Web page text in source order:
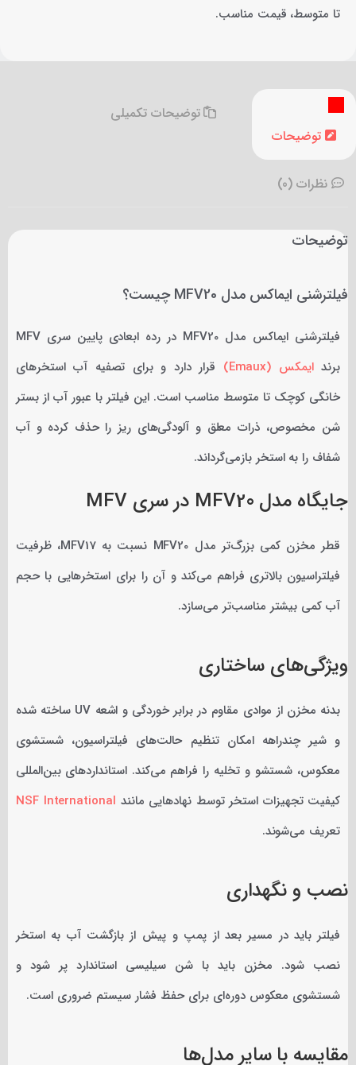
تا متوسط، قیمت مناسب.
توضیحات
توضیحات تکمیلی
نظرات (0)
توضیحات
فیلترشنی ایماکس مدل MFV20 چیست؟
فیلترشنی ایماکس مدل MFV20 در رده ابعادی پایین سری MFV
برندایمکس (Emaux)
قرار دارد و برای تصفیه آب استخرهای
خانگی کوچک تا متوسط مناسب است. این فیلتر با عبور آب از بستر
شن مخصوص، ذرات معلق و آلودگی‌های ریز را حذف کرده و آب
شفاف را به استخر بازمی‌گرداند.
جایگاه مدل MFV20 در سری MFV
قطر مخزن کمی بزرگ‌تر مدل MFV20 نسبت به MFV17، ظرفیت
فیلتراسیون بالاتری فراهم می‌کند و آن را برای استخرهایی با حجم
آب کمی بیشتر مناسب‌تر می‌سازد.
ویژگی‌های ساختاری
بدنه مخزن از موادی مقاوم در برابر خوردگی و اشعه UV ساخته شده
و شیر چندراهه امکان تنظیم حالت‌های فیلتراسیون، شستشوی
معکوس، شستشو و تخلیه را فراهم می‌کند. استانداردهای بین‌المللی
کیفیت تجهیزات استخر توسط نهادهایی مانند NSF International
تعریف می‌شوند.
نصب و نگهداری
فیلتر باید در مسیر بعد از پمپ و پیش از بازگشت آب به استخر
نصب شود. مخزن باید با شن سیلیسی استاندارد پر شود و
شستشوی معکوس دوره‌ای برای حفظ فشار سیستم ضروری است.
مقایسه با سایر مدل‌ها